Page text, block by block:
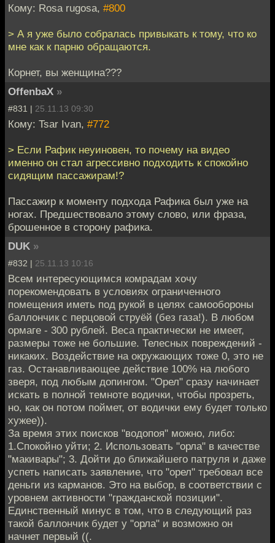
Кому: Rosa rugosa, #800
> А я уже было собралась привыкать к тому, что ко
мне как к парню обращаются.
Корнет, вы женщина???
OffenbaX »
#831 | 25.11.13 09:30
Кому: Tsar Ivan, #772
> Если Рафик неуиновен, то почему на видео
именно он стал агрессивно подходить к спокойно
сидящим пассажирам!?
Пассажир к моменту подхода Рафика был уже на
ногах. Предшествовало этому слово, или фраза,
брошенное в сторону рафика.
DUK »
#832 | 25.11.13 10:16
Всем интересующимся комрадам хочу
порекомендовать в условиях ограниченного
помещения иметь под рукой в целях самообороны
баллончик с перцовой струёй (без газа!). В любом
ормаге - 300 рублей. Веса практически не имеет,
размеры тоже не большие. Телесных повреждений -
никаких. Воздействие на окружающих тоже 0, это не
газ. Останавливающее действие 100% на любого
зверя, под любым допингом. "Орел" сразу начинает
искать в полной темноте водички, чтобы прозреть,
но, как он потом поймет, от водички ему будет только
хужее)).
За время этих поисков "водопоя" можно, либо:
1.Спокойно уйти; 2. Использовать "орла" в качестве
"макивары"; 3. Дойти до ближайшего патруля и даже
успеть написать заявление, что "орел" требовал все
деньги из карманов. Это на выбор, в соответствии с
уровнем активности "гражданской позиции".
Единственный минус в том, что в следующий раз
такой баллончик будет у "орла" и возможно он
начнет первый ((.